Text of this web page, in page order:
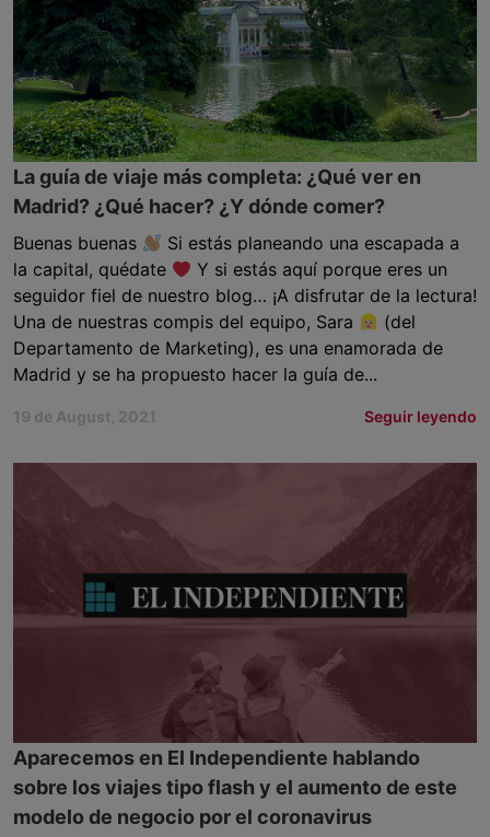
La guía de viaje más completa: ¿Qué ver en
Madrid? ¿Qué hacer? ¿Y dónde comer?
Buenas buenas
Si estás planeando una escapada a
la capital, quédate
Y si estás aquí porque eres un
seguidor fiel de nuestro blog… ¡A disfrutar de la lectura!
Una de nuestras compis del equipo, Sara
(del
Departamento de Marketing), es una enamorada de
Madrid y se ha propuesto hacer la guía de...
19 de August, 2021 Seguir leyendo
Aparecemos en El Independiente hablando
sobre los viajes tipo flash y el aumento de este
modelo de negocio por el coronavirus